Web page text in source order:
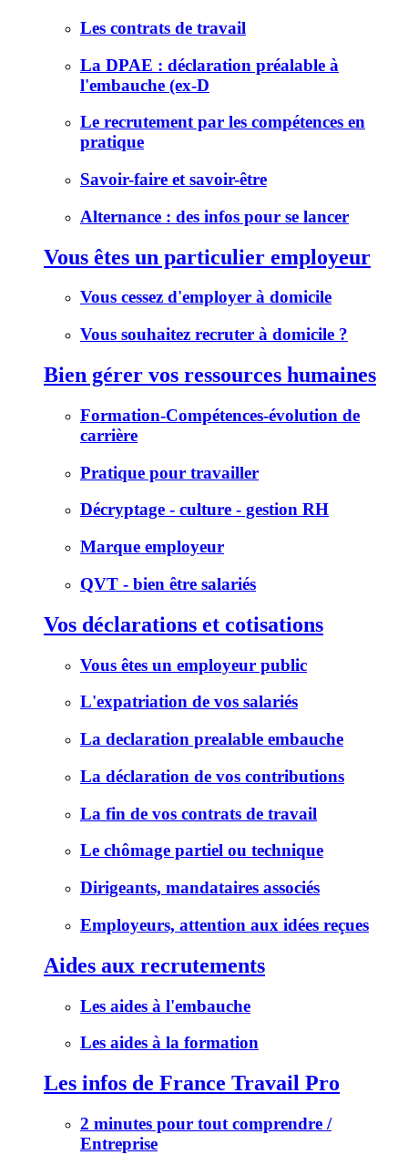
Les contrats de travail
La DPAE : déclaration préalable à
l'embauche (ex-D
Le recrutement par les compétences en
pratique
Savoir-faire et savoir-être
Alternance : des infos pour se lancer
Vous êtes un particulier employeur
Vous cessez d'employer à domicile
Vous souhaitez recruter à domicile ?
Bien gérer vos ressources humaines
Formation-Compétences-évolution de
carrière
Pratique pour travailler
Décryptage - culture - gestion RH
Marque employeur
QVT - bien être salariés
Vos déclarations et cotisations
Vous êtes un employeur public
L'expatriation de vos salariés
La declaration prealable embauche
La déclaration de vos contributions
La fin de vos contrats de travail
Le chômage partiel ou technique
Dirigeants, mandataires associés
Employeurs, attention aux idées reçues
Aides aux recrutements
Les aides à l'embauche
Les aides à la formation
Les infos de France Travail Pro
2 minutes pour tout comprendre /
Entreprise